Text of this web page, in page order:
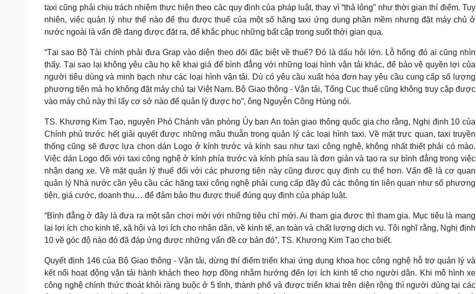
taxi cũng phải chịu trách nhiệm thực hiện theo các quy định của pháp luật, thay vì “thả lỏng” như thời gian thí điểm. Tuy
nhiên, việc quản lý như thế nào để thu được thuế của một số hãng taxi ứng dụng phần mềm nhưng đặt máy chủ ở
nước ngoài là vấn đề đang được đặt ra, để khắc phục những bất cập trong suốt thời gian qua.
“Tại sao Bộ Tài chính phải đưa Grap vào diện theo dõi đặc biệt về thuế? Đó là dấu hỏi lớn. Lỗ hổng đó ai cũng nhìn
thấy. Tại sao lại không yêu cầu họ kê khai giá để bình đẳng với những loại hình vận tải khác, để bảo vệ quyền lợi của
người tiêu dùng và minh bạch như các loại hình vận tải. Dù có yêu cầu xuất hóa đơn hay yêu cầu cung cấp số lượng
phương tiện mà họ không đặt máy chủ tại Việt Nam. Bộ Giao thông - Vận tải, Tổng Cục thuế cũng không truy cập được
vào máy chủ này thì lấy cơ sở nào để quản lý được họ”, ông Nguyễn Công Hùng nói.
TS. Khương Kim Tạo, nguyên Phó Chánh văn phòng Ủy ban An toàn giao thông quốc gia cho rằng, Nghị định 10 của
Chính phủ trước hết giải quyết được những mâu thuẫn trong quản lý các loại hình taxi. Về mặt trực quan, taxi truyền
thống cũng sẽ được lựa chọn dán Logo ở kính trước và kính sau như taxi công nghệ, không nhất thiết phải có mào.
Việc dán Logo đối với taxi công nghệ ở kính phía trước và kính phía sau là đơn giản và tạo ra sự bình đẳng trong việc
nhận dạng xe. Về mặt quản lý thuế đối với các phương tiện này cũng được quy định cụ thể hơn. Vấn đề là cơ quan
quản lý Nhà nước cần yêu cầu các hãng taxi công nghệ phải cung cấp đầy đủ các thông tin liên quan như số phương
tiện, giá cước, doanh thu… để đảm bảo thu được thuế đúng quy định của pháp luật.
“Bình đẳng ở đây là đưa ra một sân chơi mới với những tiêu chí mới. Ai tham gia được thì tham gia. Mục tiêu là mang
lại lợi ích cho kinh tế, xã hội và lợi ích cho nhân dân, về kinh tế, an toàn và chất lượng dịch vụ. Tôi nghĩ rằng, Nghị định
10 về góc độ nào đó đã đáp ứng được những vấn đề cơ bản đó”, TS. Khương Kim Tạo cho biết.
Quyết định 146 của Bộ Giao thông - Vận tải, dừng thí điểm triển khai ứng dụng khoa học công nghệ hỗ trợ quản lý và
kết nối hoạt động vận tải hành khách theo hợp đồng nhằm hướng đến lợi ích kinh tế cho người dân. Khi mô hình xe
công nghệ chính thức thoát khỏi ràng buộc ở 5 tỉnh, thành phố và được triển khai trên diện rộng thì người dùng tại các